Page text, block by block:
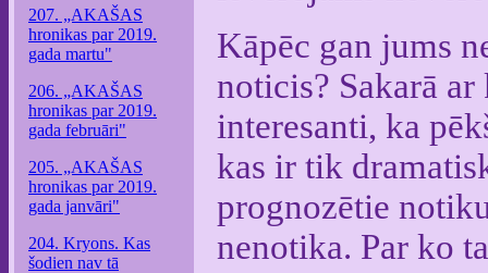
207. „AKAŠAS
hronikas par 2019.
gada martu"
206. „AKAŠAS
hronikas par 2019.
gada februāri"
205. „AKAŠAS
hronikas par 2019.
gada janvāri"
204. Kryons. Kas
šodien nav tā
Kāpēc gan jums
noticis? Sakarā
interesanti, ka
kas ir tik
prognozētie
nenotika. Par ko